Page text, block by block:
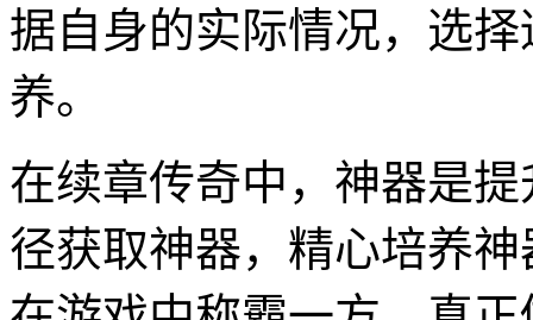
据自身的实际情况，选
养。
在续章传奇中，神器是
径获取神器，精心培养